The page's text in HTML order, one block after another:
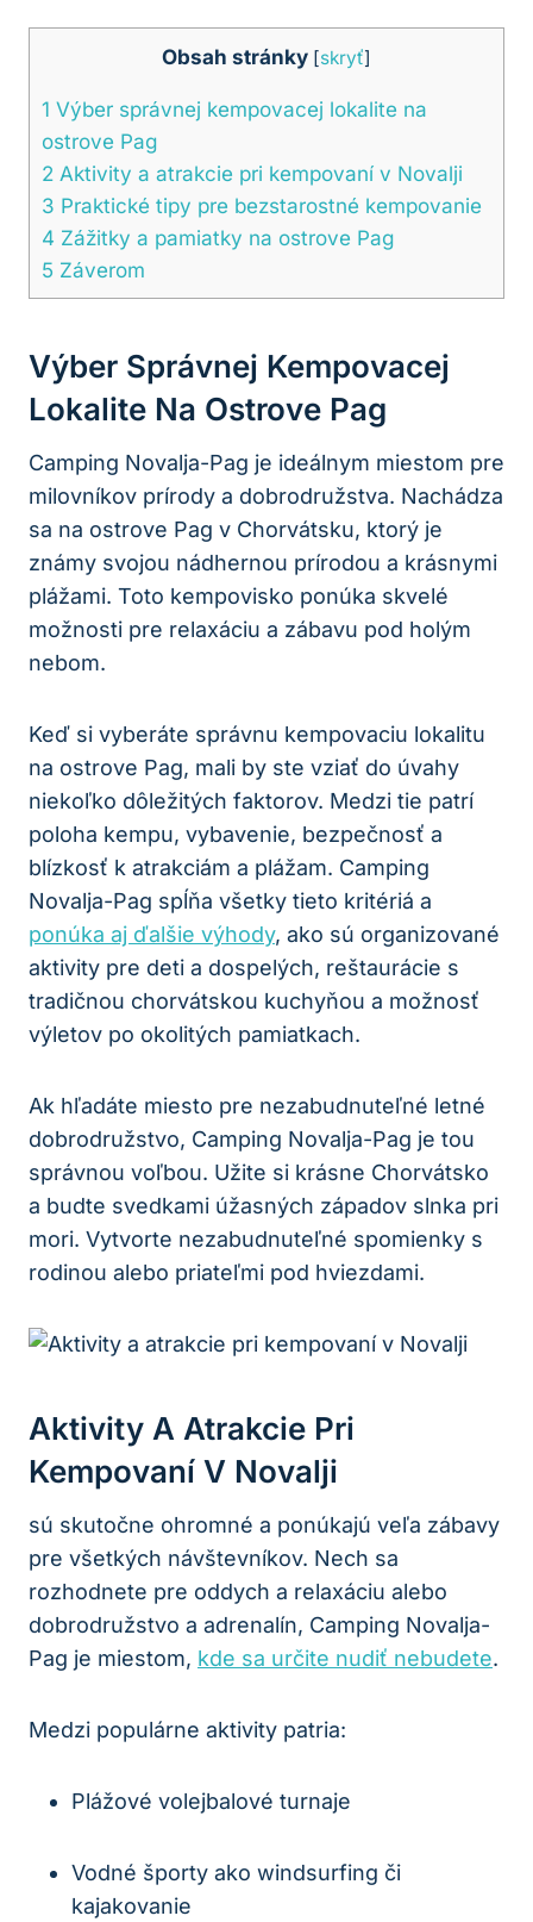
Obsah stránky [skryť]
1 Výber správnej kempovacej lokalite na
ostrove Pag
2 Aktivity a atrakcie pri kempovaní v Novalji
3 Praktické tipy pre bezstarostné kempovanie
4 Zážitky a pamiatky na ostrove Pag
5 Záverom
Výber Správnej Kempovacej
Lokalite Na Ostrove Pag
Camping Novalja-Pag je ideálnym miestom pre
milovníkov prírody a dobrodružstva. Nachádza
sa na ostrove Pag v Chorvátsku, ktorý je
známy svojou nádhernou prírodou a krásnymi
plážami. Toto kempovisko ponúka skvelé
možnosti pre relaxáciu a zábavu pod holým
nebom.
Keď si vyberáte správnu kempovaciu lokalitu
na ostrove Pag, mali by ste vziať do úvahy
niekoľko dôležitých faktorov. Medzi tie patrí
poloha kempu, vybavenie, bezpečnosť a
blízkosť k atrakciám a plážam. Camping
Novalja-Pag spĺňa všetky tieto kritériá a
ponúka aj ďalšie výhody, ako sú organizované
aktivity pre deti a dospelých, reštaurácie s
tradičnou chorvátskou kuchyňou a možnosť
výletov po okolitých pamiatkach.
Ak hľadáte miesto pre nezabudnuteľné letné
dobrodružstvo, Camping Novalja-Pag je tou
správnou voľbou. Užite si krásne Chorvátsko
a budte svedkami úžasných západov slnka pri
mori. Vytvorte nezabudnuteľné spomienky s
rodinou alebo priateľmi pod hviezdami.
Aktivity A Atrakcie Pri
Kempovaní V Novalji
sú skutočne ohromné a ponúkajú veľa zábavy
pre všetkých návštevníkov. Nech sa
rozhodnete pre oddych a relaxáciu alebo
dobrodružstvo a adrenalín, Camping Novalja-
Pag je miestom, kde sa určite nudiť nebudete.
Medzi populárne aktivity patria:
Plážové volejbalové turnaje
Vodné športy ako windsurfing či
kajakovanie